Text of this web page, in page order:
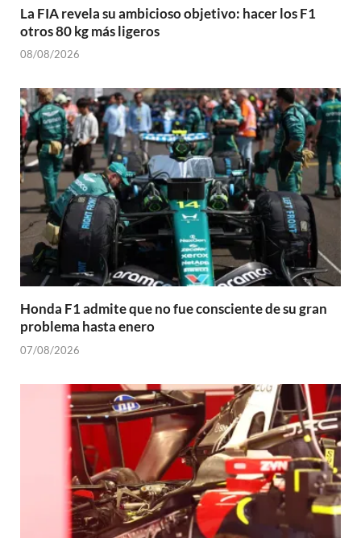
La FIA revela su ambicioso objetivo: hacer los F1
otros 80 kg más ligeros
08/08/2026
Honda F1 admite que no fue consciente de su gran
problema hasta enero
07/08/2026